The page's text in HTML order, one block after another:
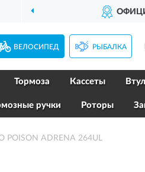
ВЕЛОСИПЕД РЫБАЛКА
Тормоза Кассеты
ручки Роторы
POISON ADRENA 264UL